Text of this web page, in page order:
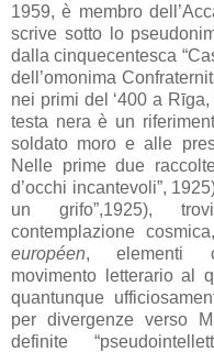
1959, è membro
scrive sotto lo
dalla cinquecentesca
dell’omonima
nei primi del ‘400 a
testa nera è un
soldato moro e alle
Nelle prime due
d’occhi incantevoli”,
un grifo”,1925),
contemplazione
européen, elementi
movimento letterario al
quantunque
per divergenze verso
definite